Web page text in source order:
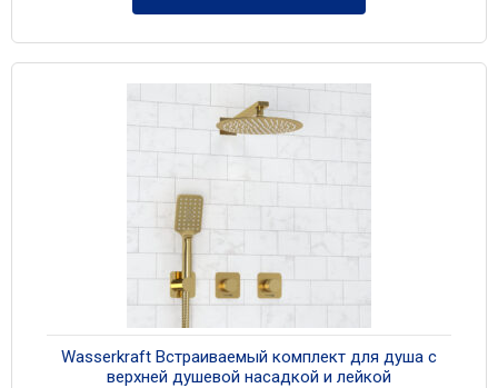
Wasserkraft Встраиваемый комплект для душа с
верхней душевой насадкой и лейкой